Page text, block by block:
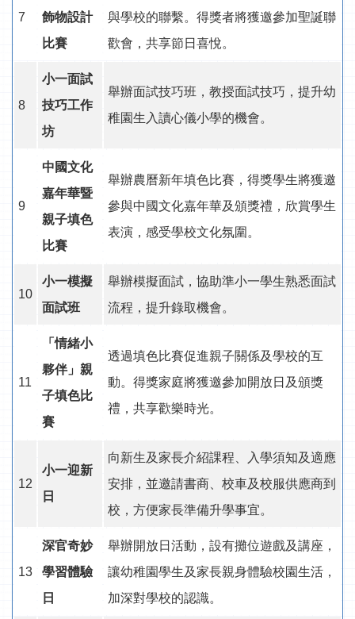
7
飾物設計
比賽
與學校的聯繫。得獎者將獲邀參加聖誕聯
歡會，共享節日喜悅。
8
小一面試
技巧工作
坊
舉辦面試技巧班，教授面試技巧，提升幼
稚園生入讀心儀小學的機會。
9
中國文化
嘉年華暨
親子填色
比賽
舉辦農曆新年填色比賽，得獎學生將獲邀
參與中國文化嘉年華及頒獎禮，欣賞學生
表演，感受學校文化氛圍。
10
小一模擬
面試班
舉辦模擬面試，協助準小一學生熟悉面試
流程，提升錄取機會。
11
「情緒小
夥伴」親
子填色比
賽
透過填色比賽促進親子關係及學校的互
動。得獎家庭將獲邀參加開放日及頒獎
禮，共享歡樂時光。
12
小一迎新
日
向新生及家長介紹課程、入學須知及適應
安排，並邀請書商、校車及校服供應商到
校，方便家長準備升學事宜。
13
深官奇妙
學習體驗
日
舉辦開放日活動，設有攤位遊戲及講座，
讓幼稚園學生及家長親身體驗校園生活，
加深對學校的認識。